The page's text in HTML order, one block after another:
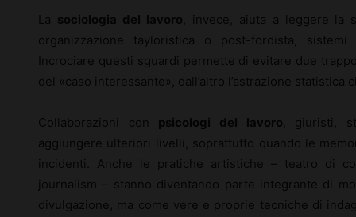
La sociologia del lavoro , invece, aiuta a leggere la
organizzazione tayloristica o post-fordista,
Incrociare questi sguardi permette di evitare due
del «caso interessante», dall’altro l’astrazione
Collaborazioni con psicologi del lavoro , giuristi,
aggiungere ulteriori livelli, soprattutto quando le
incidenti. Anche le pratiche artistiche – teatro di
journalism – stanno diventando parte integrante di
divulgazione, ma come vere e proprie tecniche di